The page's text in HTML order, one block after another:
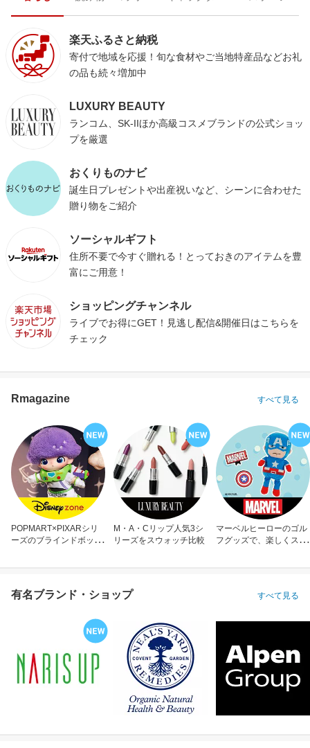
楽天ふるさと納税
寄付で地域を応援！旬な食材やご当地特産品などお礼
の品も続々増加中
LUXURY BEAUTY
ランコム、SK-IIほか高級コスメブランドの公式ショッ
プを厳選
おくりものナビ
誕生日プレゼントや出産祝いなど、シーンに合わせた
贈り物をご紹介
ソーシャルギフト
住所不要で今すぐ贈れる！とっておきのアイテムを豊
富にご用意！
ショッピングチャンネル
ライブでお得にGET！見逃し配信&開催日はこちらを
チェック
Rmagazine すべて見る
POPMART×PIXARシリ
ーズのブラインドボック
M・A・Cリップ人気3シ
リーズをスウォッチ比較
マーベルヒーローのゴル
フグッズで、楽しくスコ
有名ブランド・ショップ すべて見る